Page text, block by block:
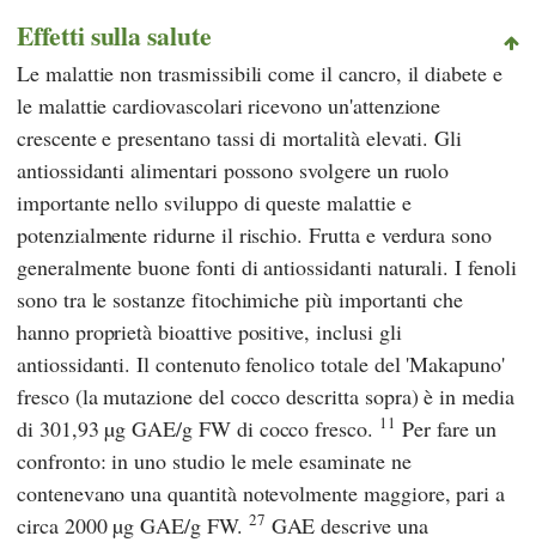
Effetti sulla salute
Le malattie non trasmissibili come il cancro, il diabete e
le malattie cardiovascolari ricevono un'attenzione
crescente e presentano tassi di mortalità elevati. Gli
antiossidanti alimentari possono svolgere un ruolo
importante nello sviluppo di queste malattie e
potenzialmente ridurne il rischio. Frutta e verdura sono
generalmente buone fonti di antiossidanti naturali. I fenoli
sono tra le sostanze fitochimiche più importanti che
hanno proprietà bioattive positive, inclusi gli
antiossidanti. Il contenuto fenolico totale del 'Makapuno'
fresco (la mutazione del cocco descritta sopra) è in media
di 301,93 µg GAE/g FW di cocco fresco. 11 Per fare un
confronto: in uno studio le mele esaminate ne
contenevano una quantità notevolmente maggiore, pari a
circa 2000 µg GAE/g FW. 27 GAE descrive una